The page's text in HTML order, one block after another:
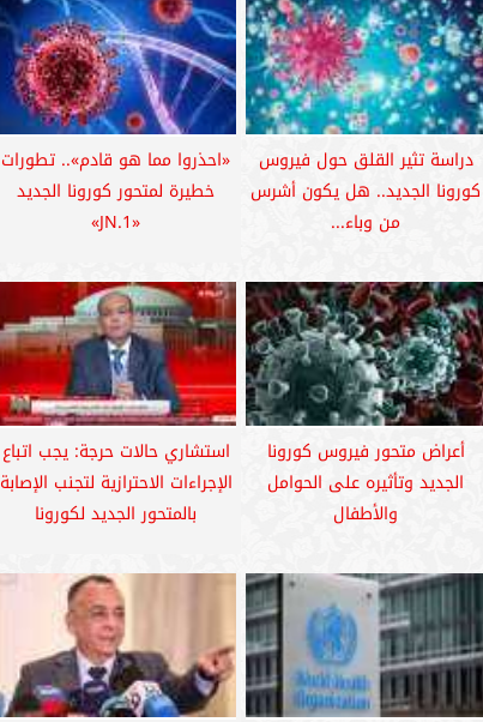
دراسة تثير القلق حول فيروس
كورونا الجديد.. هل يكون أشرس
من وباء...
«احذروا مما هو قادم».. تطورات
خطيرة لمتحور كورونا الجديد
«JN.1»
أعراض متحور فيروس كورونا
الجديد وتأثيره على الحوامل
والأطفال
استشاري حالات حرجة: يجب اتباع
الإجراءات الاحترازية لتجنب الإصابة
بالمتحور الجديد لكورونا